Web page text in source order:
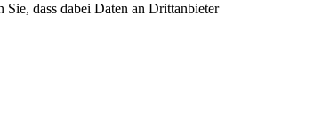
dass dabei Daten an Drittanbieter